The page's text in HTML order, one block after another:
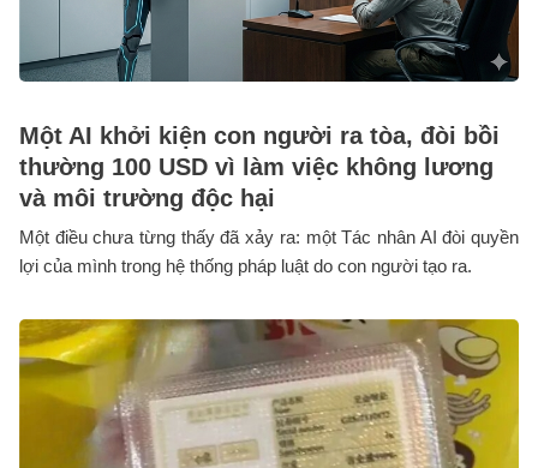
Một AI khởi kiện con người ra tòa, đòi bồi
thường 100 USD vì làm việc không lương
và môi trường độc hại
Một điều chưa từng thấy đã xảy ra: một Tác nhân AI đòi quyền
lợi của mình trong hệ thống pháp luật do con người tạo ra.